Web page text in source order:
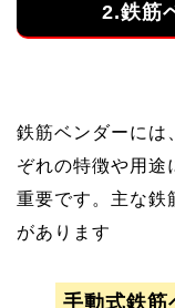
2.鉄筋
鉄筋ベンダーには
ぞれの特徴や用途
重要です。主な鉄
があります
手動式鉄筋